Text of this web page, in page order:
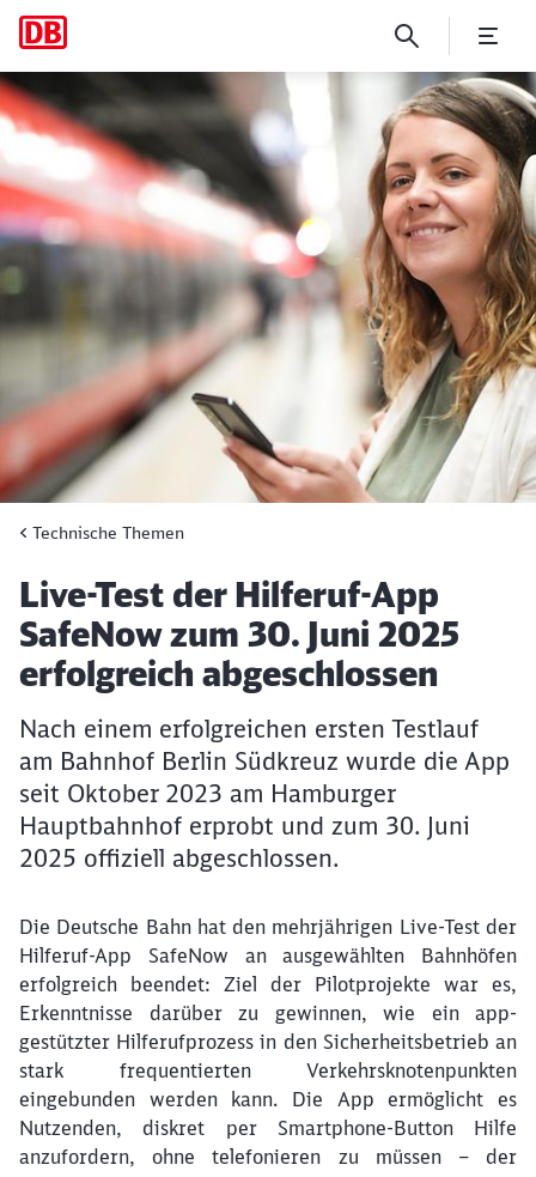
Live-Test der Hilferuf-App
Technische Themen
Artikel:
Live-Test der Hilferuf-App
SafeNow zum 30. Juni 2025
erfolgreich abgeschlossen
Nach einem erfolgreichen ersten Testlauf
am Bahnhof Berlin Südkreuz wurde die App
seit Oktober 2023 am Hamburger
Hauptbahnhof erprobt und zum 30. Juni
2025 offiziell abgeschlossen.
Die Deutsche Bahn hat den mehrjährigen Live-Test der
Hilferuf-App SafeNow an ausgewählten Bahnhöfen
erfolgreich beendet: Ziel der Pilotprojekte war es,
Erkenntnisse darüber zu gewinnen, wie ein app-
gestützter Hilferufprozess in den Sicherheitsbetrieb an
stark frequentierten Verkehrsknotenpunkten
eingebunden werden kann. Die App ermöglicht es
Nutzenden, diskret per Smartphone-Button Hilfe
anzufordern, ohne telefonieren zu müssen – der